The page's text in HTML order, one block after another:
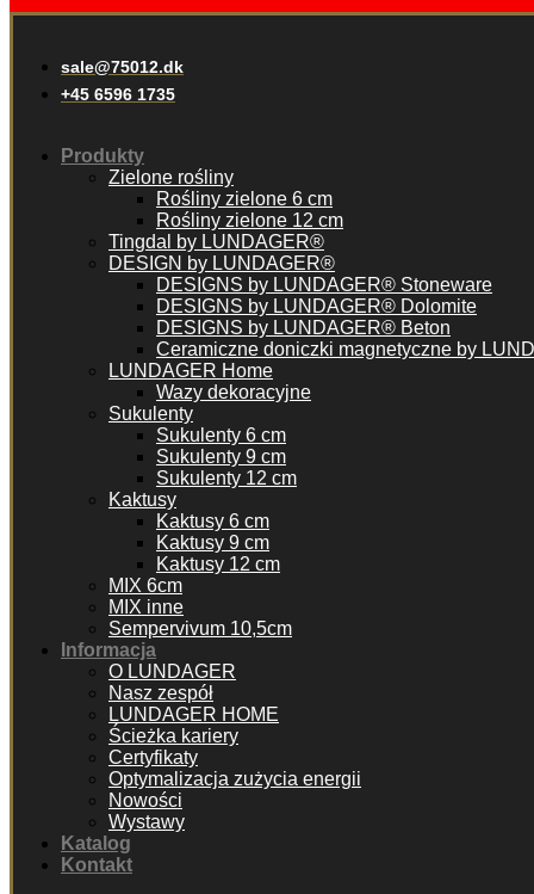
sale@75012.dk
+45 6596 1735
Produkty
Zielone rośliny
Rośliny zielone 6 cm
Rośliny zielone 12 cm
Tingdal by LUNDAGER®
DESIGN by LUNDAGER®
DESIGNS by LUNDAGER® Stoneware
DESIGNS by LUNDAGER® Dolomite
DESIGNS by LUNDAGER® Beton
Ceramiczne doniczki magnetyczne by
LUNDAGER Home
Wazy dekoracyjne
Sukulenty
Sukulenty 6 cm
Sukulenty 9 cm
Sukulenty 12 cm
Kaktusy
Kaktusy 6 cm
Kaktusy 9 cm
Kaktusy 12 cm
MIX 6cm
MIX inne
Sempervivum 10,5cm
Informacja
O LUNDAGER
Nasz zespół
LUNDAGER HOME
Ścieżka kariery
Certyfikaty
Optymalizacja zużycia energii
Nowości
Wystawy
Katalog
Kontakt